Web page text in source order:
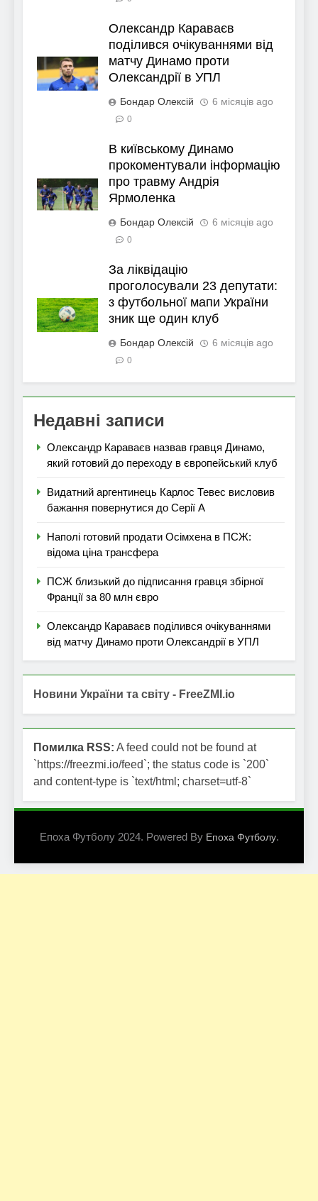
Олександр Караваєв
поділився очікуваннями від
матчу Динамо проти
Олександрії в УПЛ
Бондар Олексій 6 місяців ago
0
В київському Динамо
прокоментували інформацію
про травму Андрія
Ярмоленка
Бондар Олексій 6 місяців ago
0
За ліквідацію
проголосували 23 депутати:
з футбольної мапи України
зник ще один клуб
Бондар Олексій 6 місяців ago
0
Недавні записи
Олександр Караваєв назвав гравця Динамо,
який готовий до переходу в європейський клуб
Видатний аргентинець Карлос Тевес висловив
бажання повернутися до Серії А
Наполі готовий продати Осімхена в ПСЖ:
відома ціна трансфера
ПСЖ близький до підписання гравця збірної
Франції за 80 млн євро
Олександр Караваєв поділився очікуваннями
від матчу Динамо проти Олександрії в УПЛ
Новини України та світу - FreeZMI.io
Помилка RSS: A feed could not be found at
`https://freezmi.io/feed`; the status code is `200`
and content-type is `text/html; charset=utf-8`
Епоха Футболу 2024. Powered By Епоха Футболу.